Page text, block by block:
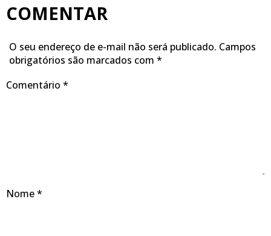
COMENTAR
O seu endereço de e-mail não será publicado. Campos
obrigatórios são marcados com *
Comentário *
Nome*